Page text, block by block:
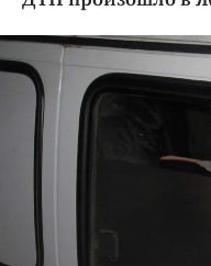
Криминал
Культура
Образование
Общество
Погода